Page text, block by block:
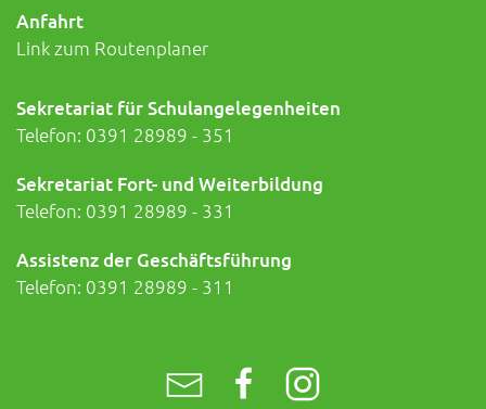
Anfahrt
Link zum Routenplaner
Sekretariat für Schulangelegenheiten
Telefon: 0391 28989 - 351
Sekretariat Fort- und Weiterbildung
Telefon: 0391 28989 - 331
Assistenz der Geschäftsführung
Telefon: 0391 28989 - 311